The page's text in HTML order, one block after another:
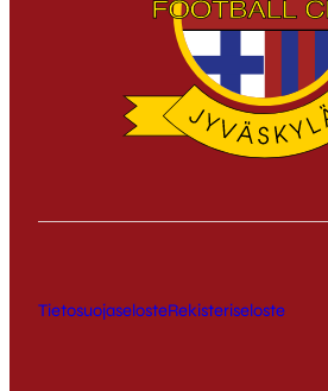
TietosuojaselosteRekisteriseloste